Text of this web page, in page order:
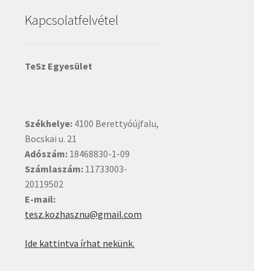
Kapcsolatfelvétel
TeSz Egyesület
Székhelye: 4100 Berettyóújfalu,
Bocskai u. 21
Adószám: 18468830-1-09
Számlaszám: 11733003-
20119502
E-mail:
tesz.kozhasznu@gmail.com
Ide kattintva írhat nekünk.